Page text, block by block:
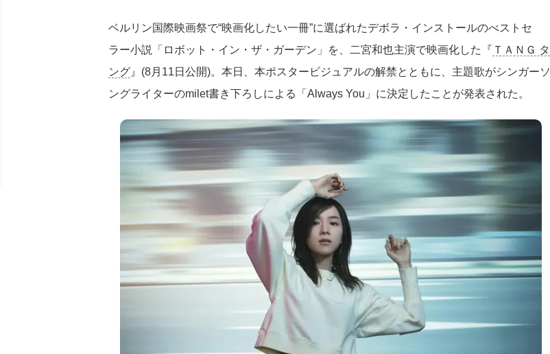
ベルリン国際映画祭で“映画化したい一冊”に選ばれたデボラ・インストールのべストセ
ラー小説「ロボット・イン・ザ・ガーデン」を、二宮和也主演で映画化した『 ＴＡＮＧ タ
ング 』(8月11日公開)。本日、本ポスタービジュアルの解禁とともに、主題歌がシンガーソ
ングライターのmilet書き下ろしによる「Always You」に決定したことが発表された。